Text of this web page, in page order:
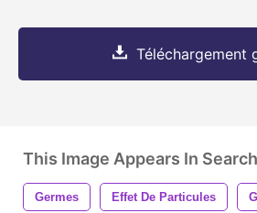
Téléchargement
This Image Appears In
Germes Effet De Particules